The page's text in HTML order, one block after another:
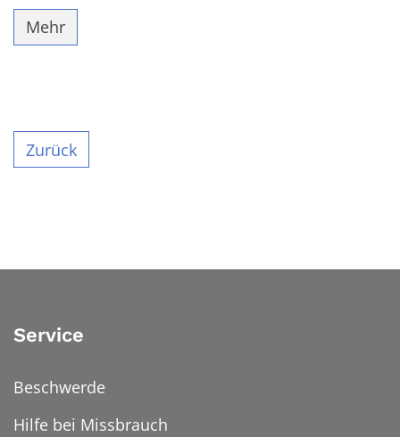
Mehr
Zurück
Service
Beschwerde
Hilfe bei Missbrauch